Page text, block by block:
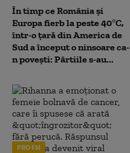
În timp ce România și
Europa fierb la peste 40°C,
într-o țară din America de
Sud a început o ninsoare ca-
n povești: Pârtiile s-au...
PRO FM